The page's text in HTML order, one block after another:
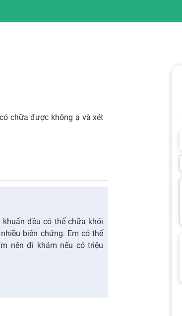
chữa được không ạ và xét
đều có thể chữa khỏi
biến chứng. Em có thể
nên đi khám nếu có triệu